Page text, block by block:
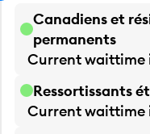
Canadiens et
permanents
Current waittime
Ressortissants
Current waittime